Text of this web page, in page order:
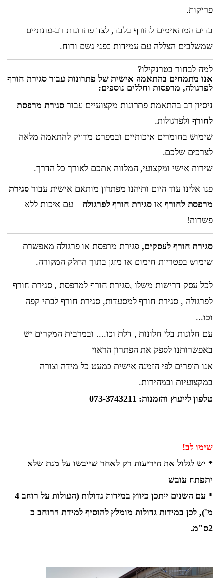
פריקות.
בדים המתאימים לחורף בלבד, לצד פתרונות רב-עונתיים
שמשלבים הצללה עם עמידות בפני גשם ורוח.
למה לבחור בטרנקילו?
אנו מתמחים בהתאמה אישית של פתרונות עבור סגירת חורף
לפרגולה, מרפסות וחללים נוספים:
ניסיון רב בהתאמת פתרונות מקצועיים עבור סגירת מרפסת
לחורף ולפרגולות.
שימוש בחומרים איכותיים ובמפרט מדויק להתאמה מלאה
לצרכים שלכם.
שירות אישי ומקצועי, המלווה אתכם לאורך כל הדרך.
פנו אלינו עוד היום ותיהנו מפתרון מותאם אישית עבור סגירת
מרפסת לחורף או סגירת חורף לפרגולה – עם איכות ללא
פשרות!
סגירת חורף לעסקים, סגירת מרפסת או פרגולה מאפשרת
שימוש בפטריות חימום או מזגן בתוך החלק המקורה.
לכל עסק דרישות משלו ,סגירת חורף למרפסת , סגירת חורף
לפרגולה , סגירת חורף למסעדות, סגירת חורף לבתי קפה
וכו...
עם חלונות בלי חלונות , דלת וכו.... ובמרבית המקרים יש
באפשרותנו לספק את הפתרון הראוי
אנו תופרים לפי הזמנה אישית כמעט כל מידה וצורה
במקצועיות ובמהירות.
טלפון לייעוץ והזמנות: 073-3743211
שימו לב!
* יש לגלול את היריעות רק לאחר שייבשו על מנת שלא
יתפתח עובש
* עם השנים ייתכן כיווץ במידות גדולות (העולות על רוחב 4
מ'), לכן במידות גדולות מומלץ להוסיף למידת הרוחב כ
2ס"מ.